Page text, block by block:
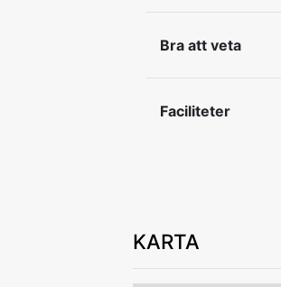
Sänglinne och
In- och utcheckning
Bra att veta
Faciliteter
KARTA